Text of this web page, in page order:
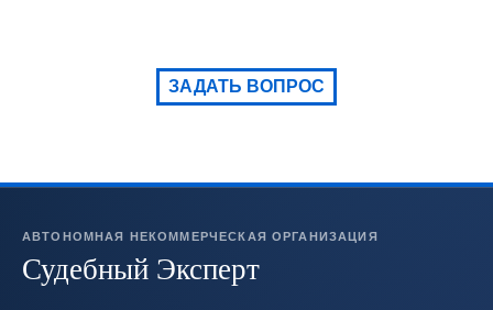
ЗАДАТЬ ВОПРОС
АВТОНОМНАЯ НЕКОММЕРЧЕСКАЯ ОРГАНИЗАЦИЯ
Судебный Эксперт